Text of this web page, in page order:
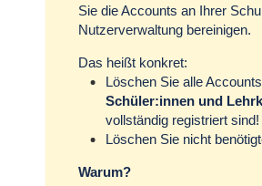
Sie die Accounts an Ihrer
Nutzerverwaltung bereinigen.
Das heißt konkret:
Löschen Sie alle
Schüler:innen und
vollständig registriert sind!
Löschen Sie nicht
Warum?